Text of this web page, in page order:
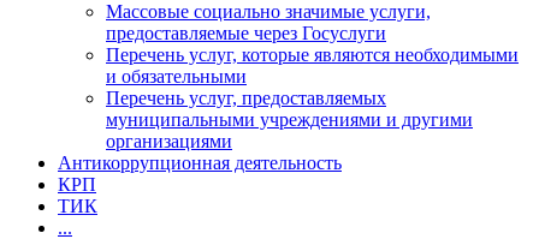
Массовые социально значимые услуги,
предоставляемые через Госуслуги
Перечень услуг, которые являются необходимыми
и обязательными
Перечень услуг, предоставляемых
муниципальными учреждениями и другими
организациями
Антикоррупционная деятельность
КРП
ТИК
...